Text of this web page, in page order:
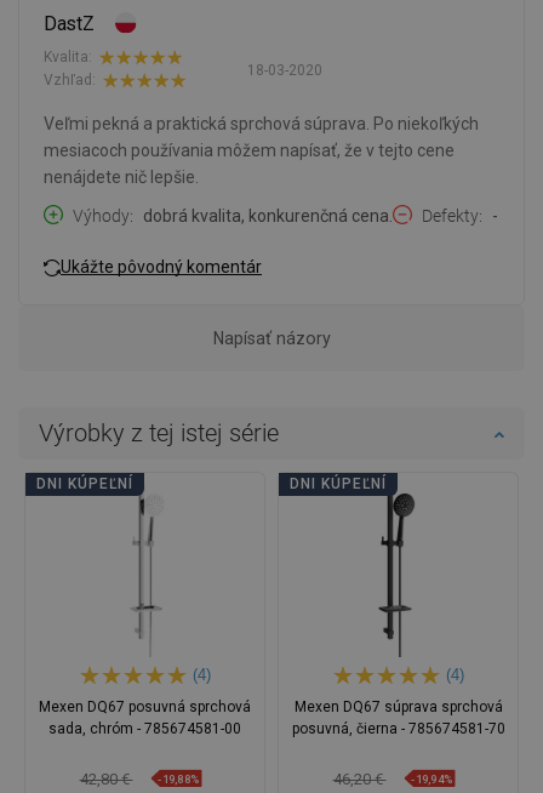
DastZ
18-03-2020
Kvalita:
Vzhľad:
Veľmi pekná a praktická sprchová súprava. Po niekoľkých
mesiacoch používania môžem napísať, že v tejto cene
nenájdete nič lepšie.
Výhody
dobrá kvalita, konkurenčná cena. Defekty -
Ukážte pôvodný komentár
Napísať názory
Výrobky z tej istej série
DNI KÚPEĽNÍ
(4)
Mexen DQ67 posuvná sprchová
sada, chróm - 785674581-00
42,80 € -19,88%
DNI KÚPEĽNÍ
(4)
Mexen DQ67 súprava sprchová
posuvná, čierna - 785674581-70
46,20 € -19,94%